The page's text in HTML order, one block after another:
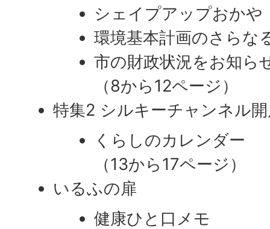
シェイプアップおかや
環境基本計画のさらな
市の財政状況をお知ら
（8から12ページ）
特集2 シルキーチャンネル
くらしのカレンダー
​​​​​​​（13から17ページ）
いるふの扉
健康ひと口メモ